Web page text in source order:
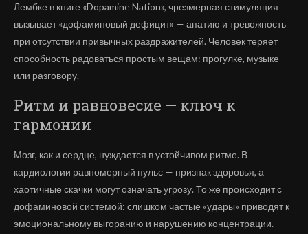
Лембке в книге «Dopamine Nation», чрезмерная стимуляция
вызывает «дофаминовый дефицит» — апатию и тревожность
при отсутствии привычных раздражителей. Человек теряет
способность радоваться простым вещам: прогулке, музыке
или разговору.
Ритм и равновесие — ключ к
гармонии
Мозг, как и сердце, нуждается в устойчивом ритме. В
кардиологии равномерный пульс — признак здоровья, а
хаотичные скачки могут означать угрозу. То же происходит с
дофаминовой системой: слишком частые «удары» приводят к
эмоциональному выгоранию и нарушению концентрации.